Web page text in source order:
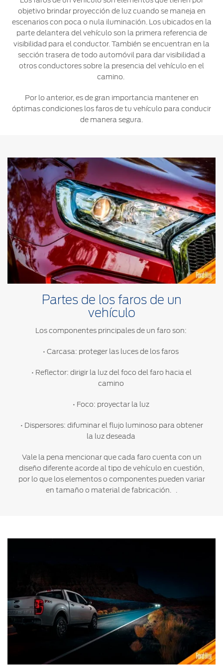
Ford
Custom
Garage
Catálogos
Accesorios
Vehículos
Comerciales
Descubre
Tu Ford
Localiza un
Distribuidor
Seminuevos
Certificados
Ford
D-
Tect
Colisión y
Mantenimiento
Vehículos
Comerciales
Motorcraft®
Cita de
Servicio
Promociones
de Servicio
a
Revisión
Partes
Soporte
Técnico
Soporte
Técnico
SYNC ®
Desempeño
Seguridad
Trabajo
Cambiar
Contraseña
objetivo brindar proyección de luz cuando se maneja en
escenarios con poca o nula iluminación. Los ubicados en la
parte delantera del vehículo son la primera referencia de
visibilidad para el conductor. También se encuentran en la
sección trasera de todo automóvil para dar visibilidad a
otros conductores sobre la presencia del vehículo en el
camino.
Por lo anterior, es de gran importancia mantener en
óptimas condiciones los faros de tu vehículo para conducir
de manera segura.
Partes de los faros de un
vehículo
Los componentes principales de un faro son:
• Carcasa: proteger las luces de los faros
• Reflector: dirigir la luz del foco del faro hacia el
camino
• Foco: proyectar la luz
• Dispersores: difuminar el flujo luminoso para obtener
la luz deseada
Vale la pena mencionar que cada faro cuenta con un
diseño diferente acorde al tipo de vehículo en cuestión,
por lo que los elementos o componentes pueden variar
en tamaño o material de fabricación. .